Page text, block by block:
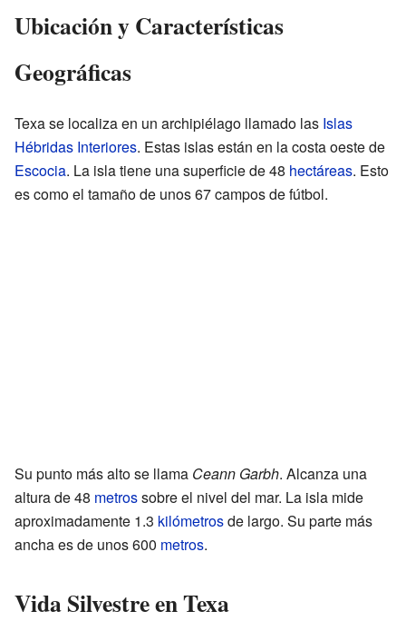
Ubicación y Características
Geográficas
Texa se localiza en un archipiélago llamado las Islas
Hébridas Interiores. Estas islas están en la costa oeste de
Escocia. La isla tiene una superficie de 48 hectáreas. Esto
es como el tamaño de unos 67 campos de fútbol.
Su punto más alto se llama Ceann Garbh. Alcanza una
altura de 48 metrossobre el nivel del mar. La isla mide
aproximadamente 1.3 kilómetrosde largo. Su parte más
ancha es de unos 600 metros.
Vida Silvestre en Texa